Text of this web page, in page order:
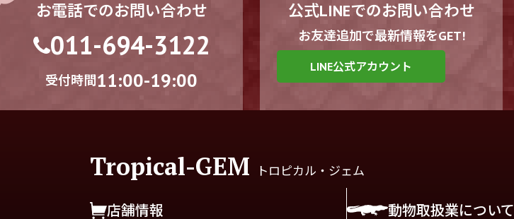
お電話でのお問い合わせ
011-694-3122
受付時間11:00-19:00
公式LINEでのお問い合わせ
お友達追加で最新情報をGET!
LINE公式アカウント
Tropical-GEM トロピカル・ジェム
店舗情報 動物取扱業について